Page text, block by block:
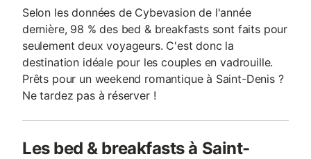
Selon les données de Cybevasion de l'année
dernière, 98 % des bed & breakfasts sont faits pour
seulement deux voyageurs. C'est donc la
destination idéale pour les couples en vadrouille.
Prêts pour un weekend romantique à Saint-Denis ?
Ne tardez pas à réserver !
Les bed & breakfasts à Saint-